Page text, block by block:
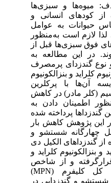
میوه‌ها و سبزی‌ها
کودهای انسانی و
حیوانات به عوامل
لازم است به‌منظور
فوق سبزی‌ها قبل از
این مطالعه به
گندزدای پرمصرف
کلراید و بنزالکونیوم
آن‌ها با پرکلرین
(کلر مادر) در کاهش
اطمینان دادن به
پرداخته شده
پژوهش کاهش بار
چهارگانه شستشو و
گندزداهای الکیل دی
بنزالکونیوم کلراید و
و از شاخص
حداکثر تعداد احتمالی کل کلیفرم (MPN)
و گندزدایی در